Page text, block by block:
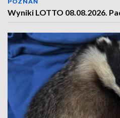
Wyniki LOTTO 08.08.2026.